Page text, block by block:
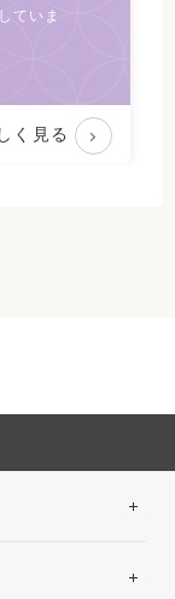
ていま
く見る